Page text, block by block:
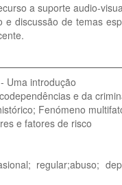
a suporte audio-
discussão de temas
Uma introdução
e da
Fenómeno
e fatores de risco
regular;abuso;